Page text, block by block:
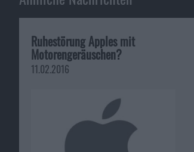
Ruhestörung Apples mit
Motorengeräuschen?
11.02.2016